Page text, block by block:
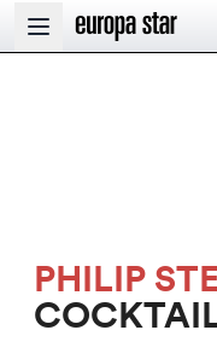
Open main menu
PHILIP